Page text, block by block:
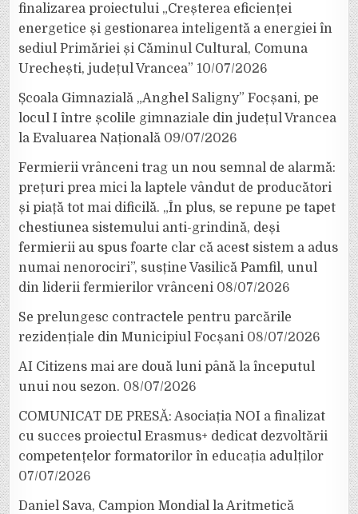
finalizarea proiectului „Creșterea eficienței
energetice și gestionarea inteligentă a energiei în
sediul Primăriei și Căminul Cultural, Comuna
Urechești, județul Vrancea” 10/07/2026
Școala Gimnazială „Anghel Saligny” Focșani, pe
locul I între școlile gimnaziale din județul Vrancea
la Evaluarea Națională 09/07/2026
Fermierii vrânceni trag un nou semnal de alarmă:
prețuri prea mici la laptele vândut de producători
și piață tot mai dificilă. „În plus, se repune pe tapet
chestiunea sistemului anti-grindină, deși
fermierii au spus foarte clar că acest sistem a adus
numai nenorociri”, susține Vasilică Pamfil, unul
din liderii fermierilor vrânceni 08/07/2026
Se prelungesc contractele pentru parcările
rezidențiale din Municipiul Focșani 08/07/2026
AI Citizens mai are două luni până la începutul
unui nou sezon. 08/07/2026
COMUNICAT DE PRESĂ: Asociația NOI a finalizat
cu succes proiectul Erasmus+ dedicat dezvoltării
competențelor formatorilor în educația adulților
07/07/2026
Daniel Sava, Campion Mondial la Aritmetică